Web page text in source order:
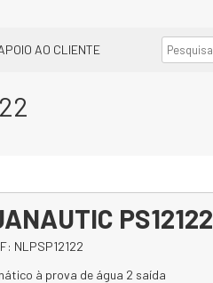
AO CLIENTE
PS12122
NLPSP12122
à prova de água 2 saída